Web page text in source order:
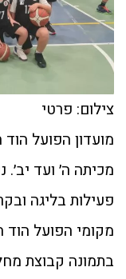
צילום: פרטי
מועדון הפועל
מכיתה ה׳ ועד
פעילות בליגה
מקומי הפועל הוד
בתמונה קבוצת